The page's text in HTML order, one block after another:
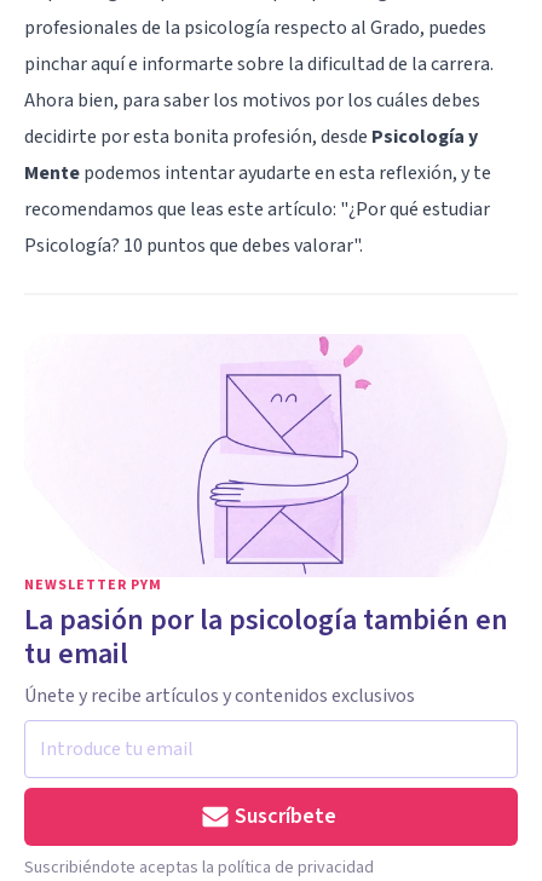
profesionales de la psicología respecto al Grado, puedes
pinchar aquíe informarte sobre la dificultad de la carrera.
Ahora bien, para saber los motivos por los cuáles debes
decidirte por esta bonita profesión, desde Psicología y
Mentepodemos intentar ayudarte en esta reflexión, y te
recomendamos que leas este artículo: "¿Por qué estudiar
Psicología? 10 puntos que debes valorar".
NEWSLETTER PYM
La pasión por la psicología también en
tu email
Únete y recibe artículos y contenidos exclusivos
Suscríbete
Suscribiéndote aceptas la política de privacidad